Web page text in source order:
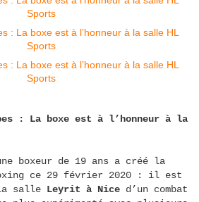
: La boxe est à l’honneur à la
boxeur de 19 ans a créé la
ce 29 février 2020 : il est
salle Leyrit à Nice d’un combat